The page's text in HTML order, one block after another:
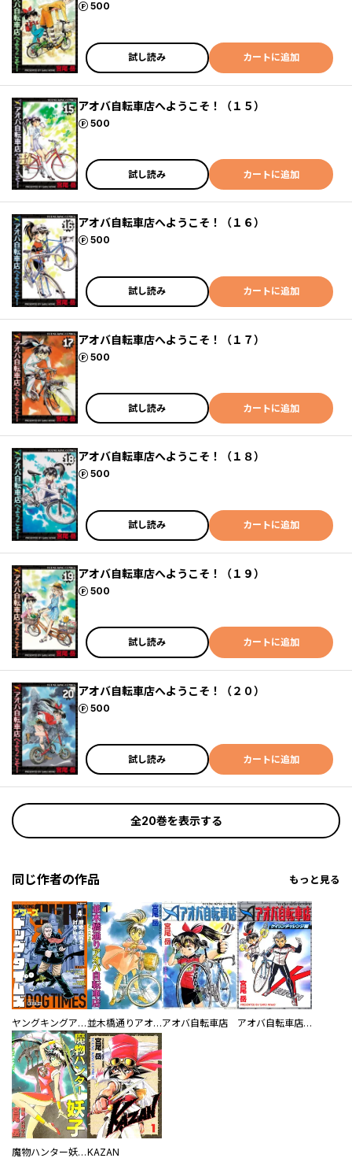
500
ポイント
試し読み カートに追加
アオバ自転車店へようこそ！（１５）
500
ポイント
試し読み カートに追加
アオバ自転車店へようこそ！（１６）
500
ポイント
試し読み カートに追加
アオバ自転車店へようこそ！（１７）
500
ポイント
試し読み カートに追加
アオバ自転車店へようこそ！（１８）
500
ポイント
試し読み カートに追加
アオバ自転車店へようこそ！（１９）
500
ポイント
試し読み カートに追加
アオバ自転車店へようこそ！（２０）
500
ポイント
試し読み カートに追加
全20巻を表示する
同じ作者の作品 もっと見る
ヤングキングアワーズ 並木橋通りアオバ自転車店アオバ自転車店 アオバ自転車店ケイリンチャレンジ編
魔物ハンター妖子KAZAN